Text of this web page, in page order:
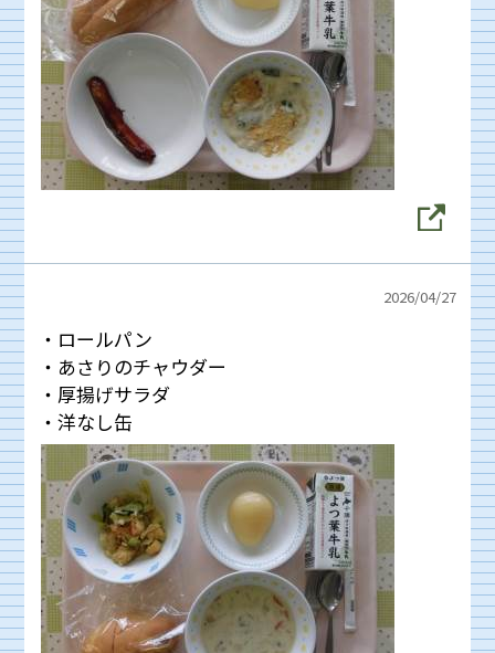
2026/04/27
・ロールパン
・あさりのチャウダー
・厚揚げサラダ
・洋なし缶